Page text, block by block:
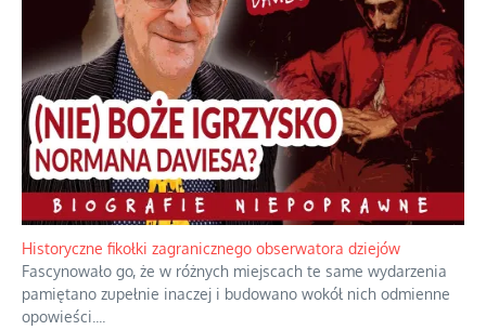
Rozważania o rodzinie przy zielonej herbacie
Rodzina to zbiór jednostek połączonych trwałymi, naturalnymi,
realnymi relacjami....